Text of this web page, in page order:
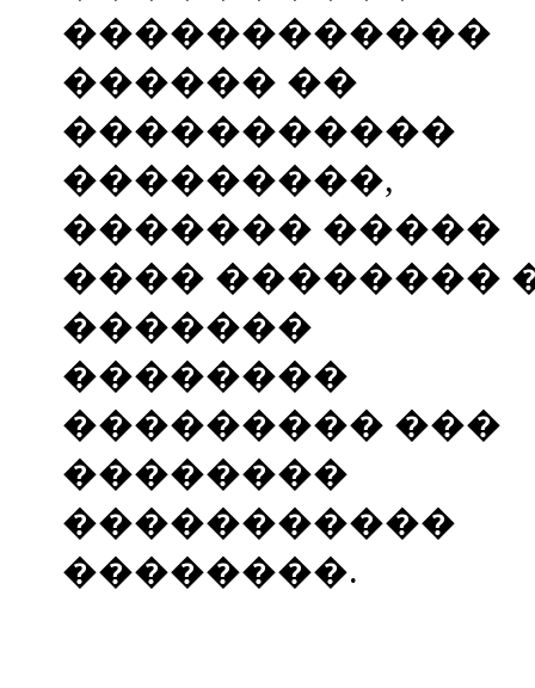
������������
������ ��
�����������
���������,
������� �����
���� ��������
�������
��������
��������� ���
��������
�����������
��������.